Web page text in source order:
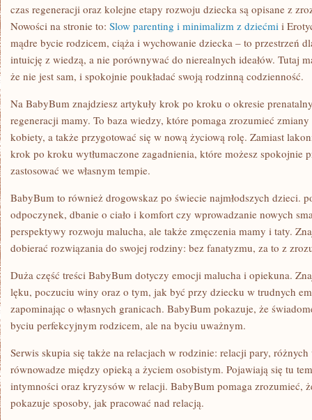
czas regeneracji oraz kolejne etapy rozwoju dziecka są opisane z
Nowości na stronie to: Slow parenting i minimalizm z dziećmi i
mądre bycie rodzicem, ciąża i wychowanie dziecka – to przestrzeń
intuicję z wiedzą, a nie porównywać do nierealnych ideałów. Tutaj
że nie jest sam, i spokojnie poukładać swoją rodzinną codzienność.
Na BabyBum znajdziesz artykuły krok po kroku o okresie
regeneracji mamy. To baza wiedzy, które pomaga zrozumieć
kobiety, a także przygotować się w nową życiową rolę. Zamiast
krok po kroku wytłumaczone zagadnienia, które możesz spokojnie
zastosować we własnym tempie.
BabyBum to również drogowskaz po świecie najmłodszych dzieci.
odpoczynek, dbanie o ciało i komfort czy wprowadzanie nowych
perspektywy rozwoju malucha, ale także zmęczenia mamy i taty.
dobierać rozwiązania do swojej rodziny: bez fanatyzmu, za to z
Duża część treści BabyBum dotyczy emocji malucha i opiekuna.
lęku, poczuciu winy oraz o tym, jak być przy dziecku w trudnych
zapominając o własnych granicach. BabyBum pokazuje, że
byciu perfekcyjnym rodzicem, ale na byciu uważnym.
Serwis skupia się także na relacjach w rodzinie: relacji pary,
równowadze między opieką a życiem osobistym. Pojawiają się tu
intymności oraz kryzysów w relacji. BabyBum pomaga zrozumieć,
pokazuje sposoby, jak pracować nad relacją.